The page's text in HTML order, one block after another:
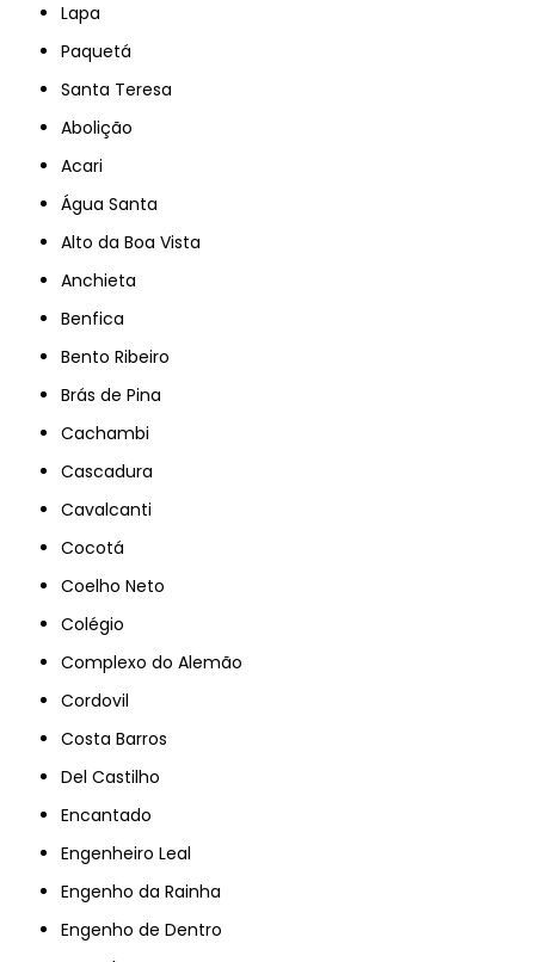
Lapa
Paquetá
Santa Teresa
Abolição
Acari
Água Santa
Alto da Boa Vista
Anchieta
Benfica
Bento Ribeiro
Brás de Pina
Cachambi
Cascadura
Cavalcanti
Cocotá
Coelho Neto
Colégio
Complexo do Alemão
Cordovil
Costa Barros
Del Castilho
Encantado
Engenheiro Leal
Engenho da Rainha
Engenho de Dentro